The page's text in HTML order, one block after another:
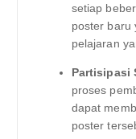
setiap
poster baru
pelajaran
Partisipasi
proses
dapat
poster